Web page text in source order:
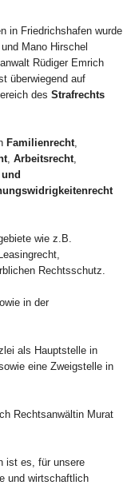
in Friedrichshafen wurde
Mano Hirschel
Rüdiger Emrich
überwiegend auf
des Strafrechts
Familienrecht
Arbeitsrecht
wie z.B.
Rechtsschutz.
in der
als Hauptstelle in
eine Zweigstelle in
Rechtsanwältin Murat
ist es, für unsere
und wirtschaftlich